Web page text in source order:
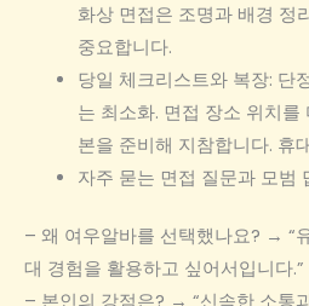
화상 면접은 조명과 배경 정
중요합니다.
당일 체크리스트와 복장: 단
는 최소화. 면접 장소 위치
본을 준비해 지참합니다. 휴
자주 묻는 면접 질문과 모범
– 왜 여우알바를 선택했나요? → “
대 경험을 활용하고 싶어서입니다.”